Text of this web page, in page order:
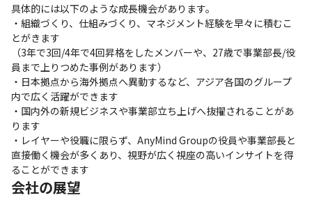
具体的には以下のような成長機会があります。
・組織づくり、仕組みづくり、マネジメント経験を早々に積むこ
とがきます
（3年で3回/4年で4回昇格をしたメンバーや、27歳で事業部長/役
員まで上りつめた事例があります）
・日本拠点から海外拠点へ異動するなど、アジア各国のグループ
内で広く活躍ができます
・国内外の新規ビジネスや事業部立ち上げへ抜擢されることがあ
ります
・レイヤーや役職に限らず、AnyMind Groupの役員や事業部長と
直接働く機会が多くあり、視野が広く視座の高いインサイトを得
ることができます
会社の展望